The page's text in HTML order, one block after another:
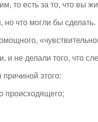
то есть за то, что вы
но что могли бы сделать.
и не делали того, что
причиной этого:
происходящего;